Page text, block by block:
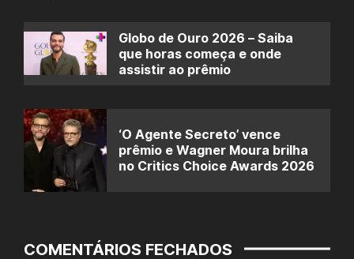
Globo de Ouro 2026 – Saiba
que horas começa e onde
assistir ao prêmio
‘O Agente Secreto’ vence
prêmio e Wagner Moura brilha
no Critics Choice Awards 2026
COMENTÁRIOS FECHADOS